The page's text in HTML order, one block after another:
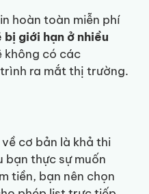
hoàn toàn miễn phí
bị giới hạn ở nhiều
không có các
ra mắt thị trường.
cơ bản là khả thi
bạn thực sự muốn
tiền, bạn nên chọn